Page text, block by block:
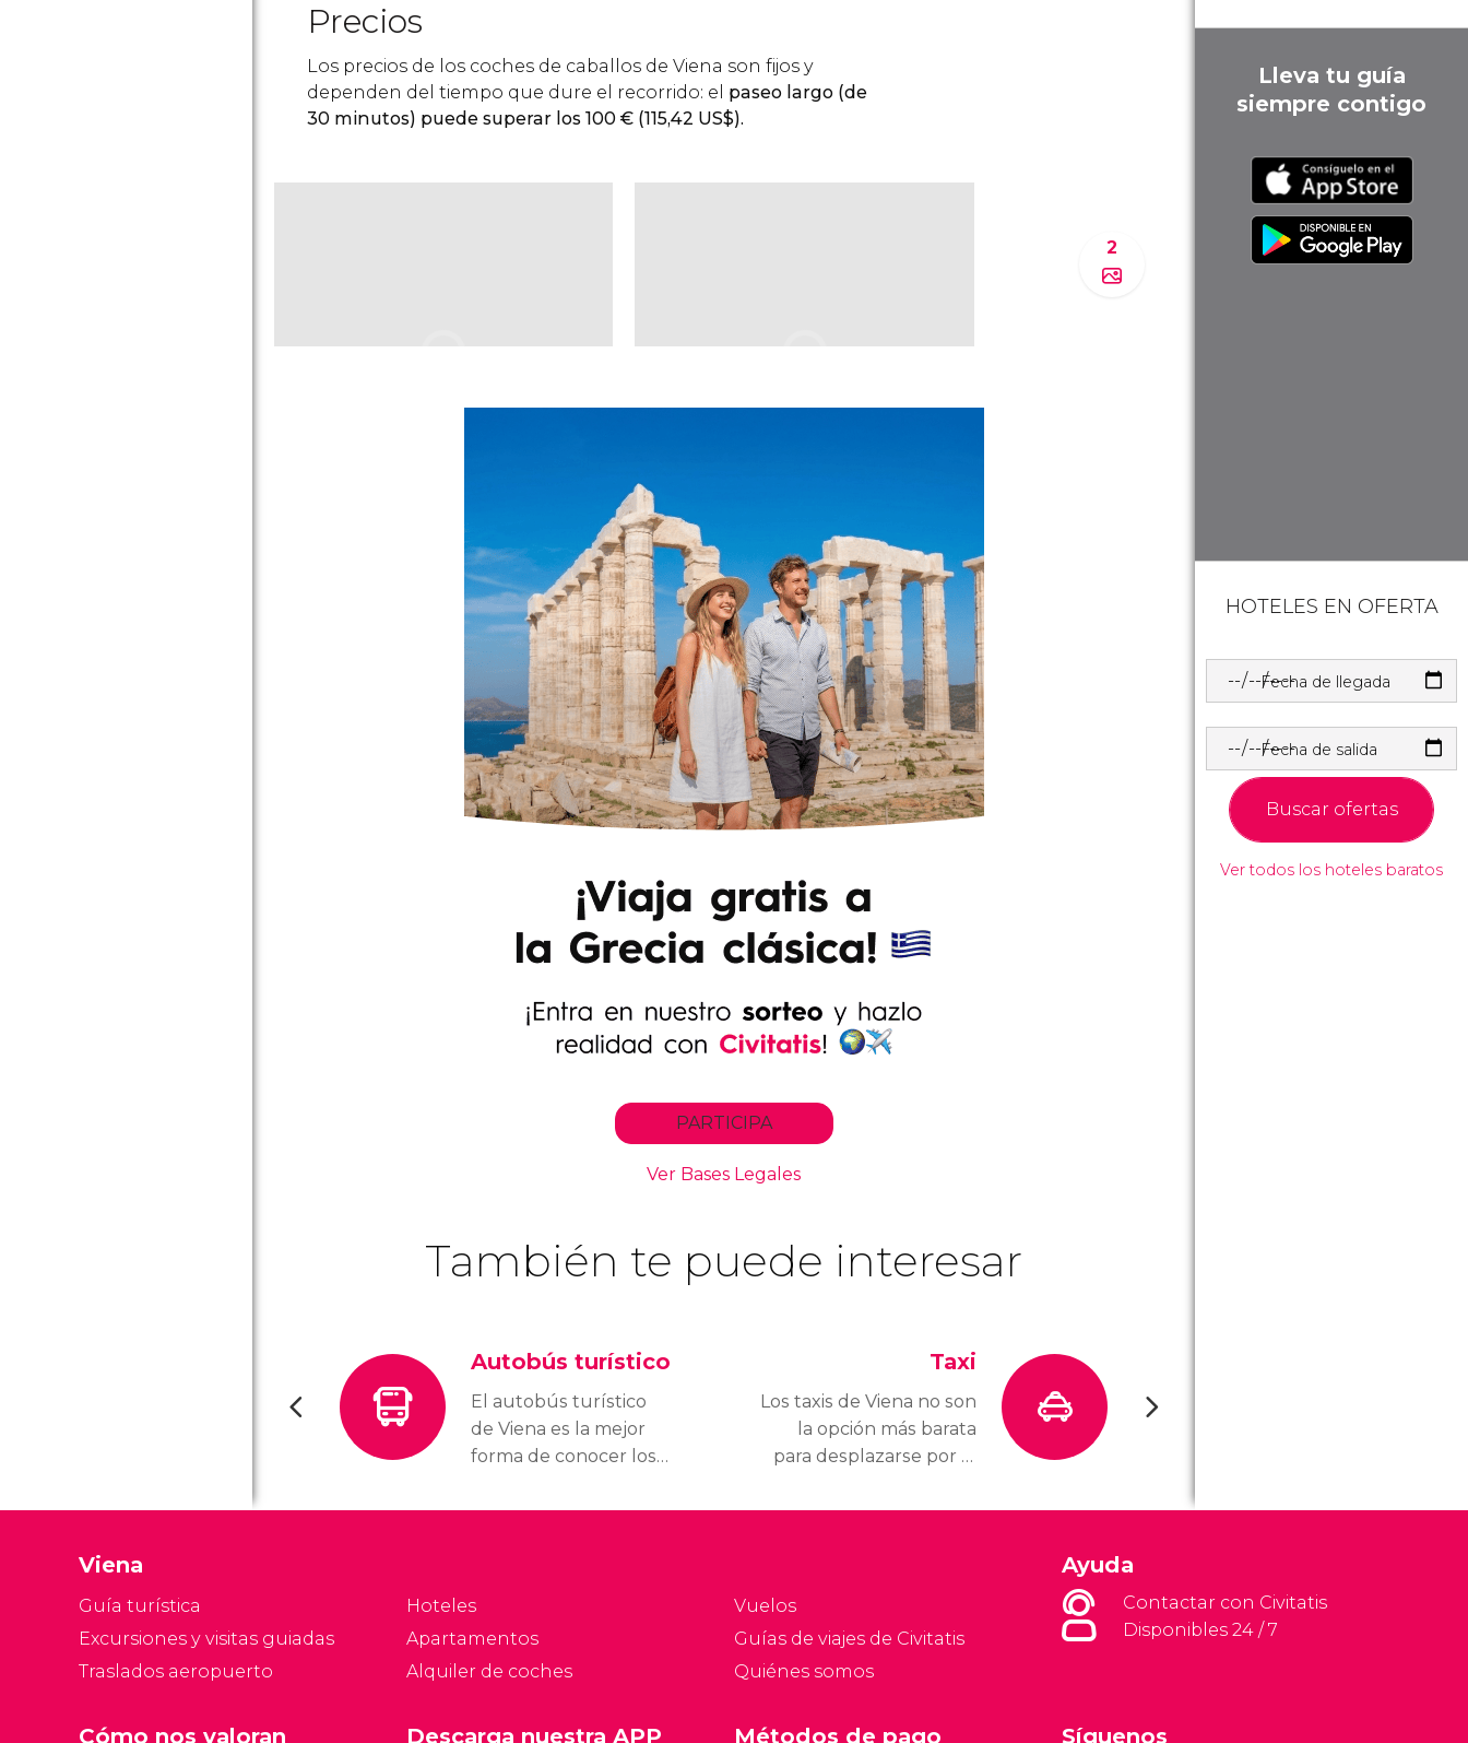
Precios
Los precios de los coches de caballos de Viena son fijos y
dependen del tiempo que dure el recorrido: el paseo largo (de
30 minutos) puede superar los 100 € (115,42 US$).
2
También te puede interesar
Autobús turístico
El autobús turístico
de Viena es la mejor
forma de conocer los
monumentos y
Taxi
Los taxis de Viena no son
la opción más barata
para desplazarse por la
sacaros de algún
utilizarlos.
Lleva tu guía
siempre contigo
HOTELES EN OFERTA
Fecha de llegada
Fecha de salida
Buscar ofertas
Ver todos los hoteles baratos
Viena
Guía turística
Excursiones y visitas guiadas
Traslados aeropuerto
Hoteles
Apartamentos
Alquiler de coches
Vuelos
Guías de viajes de Civitatis
Quiénes somos
Ayuda
Contactar con Civitatis
Disponibles 24 / 7
Cómo nos valoran Síguenos
Descarga nuestra APP Métodos de pago